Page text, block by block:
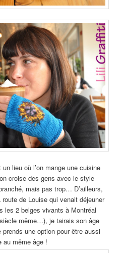
lieu où l’on mange une cuisine
croise des gens avec le style
mais pas trop… D’ailleurs,
de Louise qui venait déjeuner
les 2 belges vivants à Montréal
même…), je tairais son âge
une option pour être aussi
au même âge !